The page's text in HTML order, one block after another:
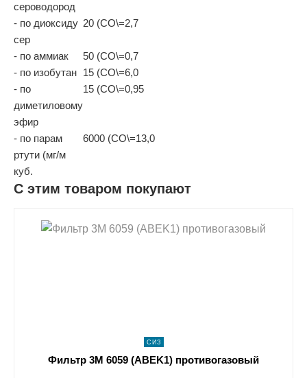
сероводород
- по диоксиду
сер
20 (СО\=2,7
- по аммиак
50 (СО\=0,7
- по изобутан 15 (СО\=6,0
- по
диметиловому
эфир
15 (СО\=0,95
- по парам
ртути (мг/м
куб.
6000 (СО\=13,0
С этим товаром покупают
shopping_cart В КОРЗИНУ
СИЗ
Фильтр 3М 6059 (ABEK1) противогазовый